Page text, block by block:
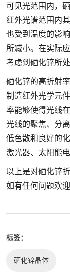
可见光范围内，
红外光谱范围内
也受到温度的影
所减小。在实际
考虑到硒化锌所
硒化锌的高折射
制造红外光学元
率能够使得光线
光线的聚焦、分
低色散和良好的
激光器、太阳能
以上是对硒化锌
如有任何问题欢
标签：
硒化锌晶体